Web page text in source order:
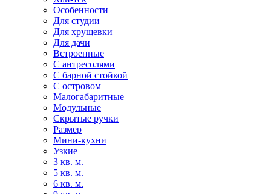
Особенности
Для студии
Для хрущевки
Для дачи
Встроенные
С антресолями
С барной стойкой
С островом
Малогабаритные
Модульные
Скрытые ручки
Размер
Мини-кухни
Узкие
3 кв. м.
5 кв. м.
6 кв. м.